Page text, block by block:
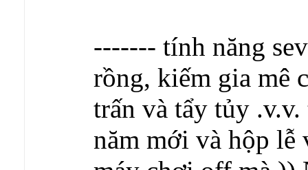
------- tính năng
rồng, kiếm gia mê
trấn và tẩy tủy
năm mới và hộp lễ